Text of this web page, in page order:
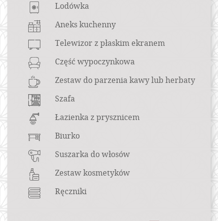
Lodówka
Aneks kuchenny
Telewizor z płaskim ekranem
Część wypoczynkowa
Zestaw do parzenia kawy lub herbaty
Szafa
Łazienka z prysznicem
Biurko
Suszarka do włosów
Zestaw kosmetyków
Ręczniki